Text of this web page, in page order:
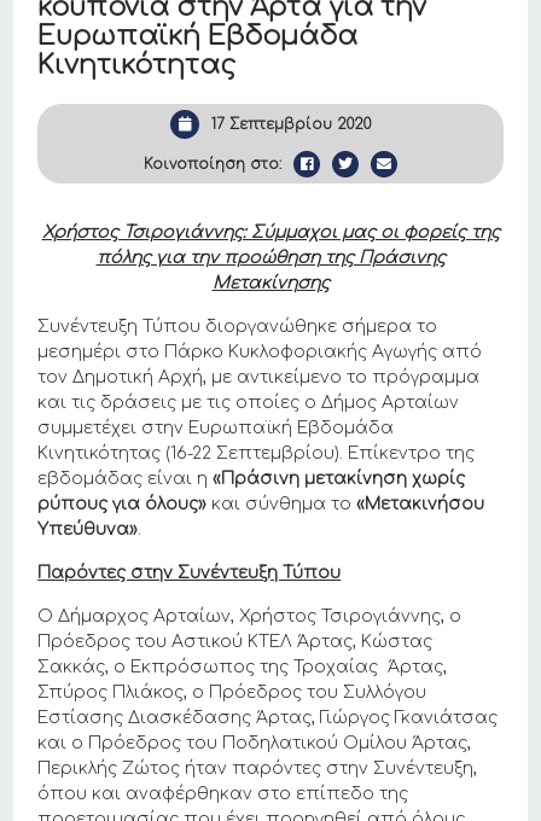
κουπόνια στην Άρτα για την
Ευρωπαϊκή Εβδομάδα
Κινητικότητας
17 Σεπτεμβρίου 2020
Κοινοποίηση στο:
Χρήστος Τσιρογιάννης: Σύμμαχοι μας οι φορείς της
πόλης για την προώθηση της Πράσινης
Μετακίνησης
Συνέντευξη Τύπου διοργανώθηκε σήμερα το
μεσημέρι στο Πάρκο Κυκλοφοριακής Αγωγής από
τον Δημοτική Αρχή, με αντικείμενο το πρόγραμμα
και τις δράσεις με τις οποίες ο Δήμος Αρταίων
συμμετέχει στην Ευρωπαϊκή Εβδομάδα
Κινητικότητας (16-22 Σεπτεμβρίου). Επίκεντρο της
εβδομάδας είναι η«Πράσινη μετακίνηση χωρίς
ρύπους για όλους» και σύνθημα το«Μετακινήσου
Υπεύθυνα»
Παρόντες στην Συνέντευξη Τύπου
Ο Δήμαρχος Αρταίων, Χρήστος Τσιρογιάννης, ο
Πρόεδρος του Αστικού ΚΤΕΛ Άρτας, Κώστας
Σακκάς, ο Εκπρόσωπος της Τροχαίας Άρτας,
Σπύρος Πλιάκος, ο Πρόεδρος του Συλλόγου
Εστίασης Διασκέδασης Άρτας, Γιώργος Γκανιάτσας
και ο Πρόεδρος του Ποδηλατικού Ομίλου Άρτας,
Περικλής Ζώτος ήταν παρόντες στην Συνέντευξη,
όπου και αναφέρθηκαν στο επίπεδο της